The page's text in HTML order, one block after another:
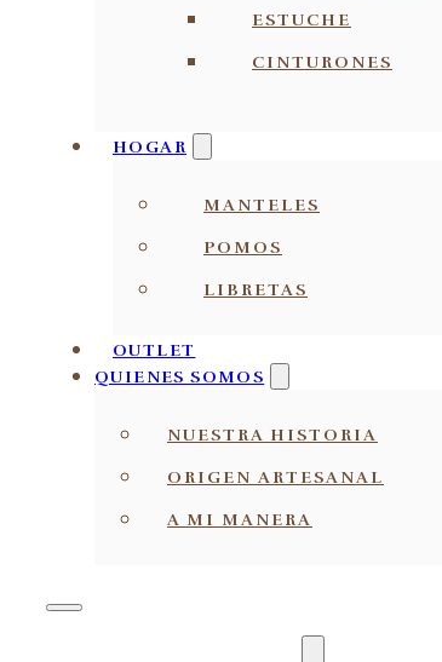
ESTUCHE
CINTURONES
HOGAR
MANTELES
POMOS
LIBRETAS
OUTLET
QUIENES SOMOS
NUESTRA HISTORIA
ORIGEN ARTESANAL
A MI MANERA